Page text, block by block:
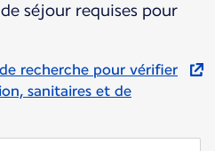
séjour requises pour
recherche pour vérifier
sanitaires et de